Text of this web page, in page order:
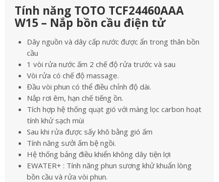
Tính năng TOTO TCF24460AAA
W15 – Nắp bồn cầu điện tử
Dây nguồn và dây cấp nước được ẩn trong thân bồn
cầu
1 vòi rửa nước ấm 2 chế độ rửa trước và sau
Vòi rửa có chế độ massage.
Đầu vòi phun có thể điều chỉnh độ dài.
Nắp rơi êm, hạn chế tiếng ồn.
Tích hợp hệ thống quạt gió với màng lọc carbon hoạt
tính khử sạch mùi
Sau khi rửa được sấy khô bằng gió ấm
Tính năng sưởi ấm bệ ngồi.
Hệ thống bảng điều khiển không dây tiện lợi
EWATER+ : Tính năng phun sương khử khuẩn lòng
bồn cầu và rửa vòi phun.